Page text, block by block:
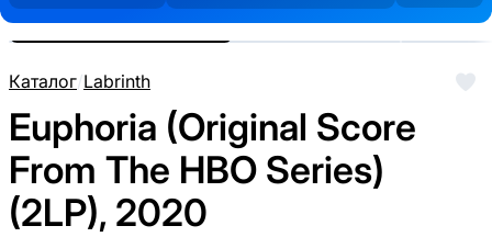
Каталог/Labrinth
Euphoria (Original Score
From The HBO Series)
(2LP), 2020
Реальные фото пластинки.
Нажмите, чтобы увеличить